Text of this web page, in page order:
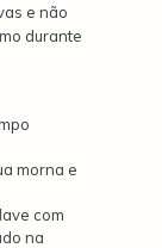
e não
durante
morna e
com
na